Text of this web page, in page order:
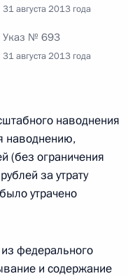
31 августа 2013 года
Указ № 693
31 августа 2013 года
наводнения
наводнению,
(без ограничения
за утрату
утрачено
федерального
и содержание